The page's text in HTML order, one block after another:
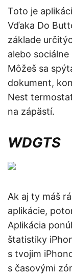
Toto je
Vďaka Do
základe
alebo
Môžeš sa
dokument,
Nest
na zápästí.
WDGTS
Ak aj ty máš
aplikácie,
Aplikácia
štatistiky
s tvojim
s časovými